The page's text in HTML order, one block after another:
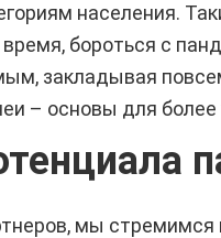
населения.
бороться с
закладывая
– основы для более
мы